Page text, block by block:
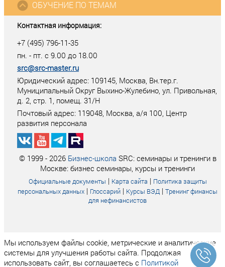
Контактная информация:
+7 (495) 796-11-35
пн. - пт. с 9.00 до 18.00
src@src-master.ru
Юридический адрес: 109145, Москва, Вн.тер.г.
Муниципальный Округ Выхино-Жулебино, ул. Привольная,
д. 2, стр. 1, помещ. 31/Н
Почтовый адрес: 119048 Москва , а/я 100 , Центр
развития персонала
ОБУЧЕНИЕ ПО ТЕМАМ
© 1999 - 2026 Бизнес-школа SRC: семинары и тренинги в
Москве: бизнес семинары, курсы и тренинги
Официальные документы | Карта сайта | Политика защиты
персональных данных | Глоссарий | Курсы ВЭД | Тренинг финансы
для нефинансистов
Мы используем файлы cookie, метрические и аналитические
системы для улучшения работы сайта. Продолжая
использовать сайт, вы соглашаетесь с Политикой